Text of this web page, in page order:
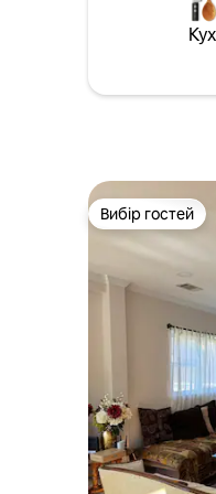
Вибір гостей
Вибір гостей